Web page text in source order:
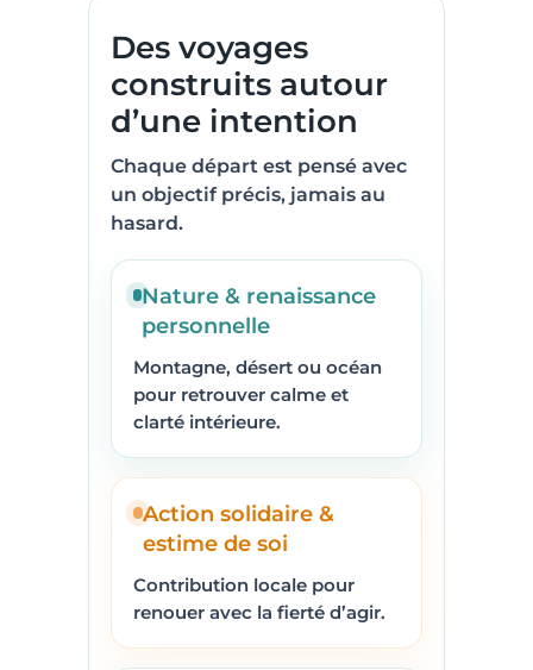
Des voyages
construits autour
d’une intention
Chaque départ est pensé avec
un objectif précis, jamais au
hasard.
Nature & renaissance
personnelle
Montagne, désert ou océan
pour retrouver calme et
clarté intérieure.
Action solidaire &
estime de soi
Contribution locale pour
renouer avec la fierté d’agir.